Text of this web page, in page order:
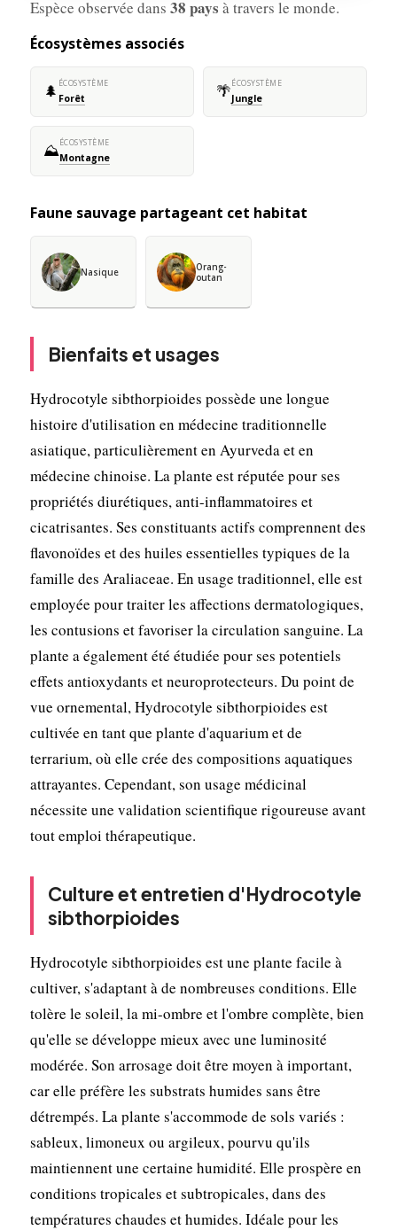
Espèce observée dans 38 pays à travers le monde.
Écosystèmes associés
🌲 ÉCOSYSTÈME
Forêt 🌴ÉCOSYSTÈME
Jungle
⛰️ÉCOSYSTÈME
Montagne
Faune sauvage partageant cet habitat
Nasique
Orang-
outan
Bienfaits et usages
Hydrocotyle sibthorpioides possède une longue
histoire d'utilisation en médecine traditionnelle
asiatique, particulièrement en Ayurveda et en
médecine chinoise. La plante est réputée pour ses
propriétés diurétiques, anti-inflammatoires et
cicatrisantes. Ses constituants actifs comprennent des
flavonoïdes et des huiles essentielles typiques de la
famille des Araliaceae. En usage traditionnel, elle est
employée pour traiter les affections dermatologiques,
les contusions et favoriser la circulation sanguine. La
plante a également été étudiée pour ses potentiels
effets antioxydants et neuroprotecteurs. Du point de
vue ornemental, Hydrocotyle sibthorpioides est
cultivée en tant que plante d'aquarium et de
terrarium, où elle crée des compositions aquatiques
attrayantes. Cependant, son usage médicinal
nécessite une validation scientifique rigoureuse avant
tout emploi thérapeutique.
Culture et entretien d'Hydrocotyle
sibthorpioides
Hydrocotyle sibthorpioides est une plante facile à
cultiver, s'adaptant à de nombreuses conditions. Elle
tolère le soleil, la mi-ombre et l'ombre complète, bien
qu'elle se développe mieux avec une luminosité
modérée. Son arrosage doit être moyen à important,
car elle préfère les substrats humides sans être
détrempés. La plante s'accommode de sols variés :
sableux, limoneux ou argileux, pourvu qu'ils
maintiennent une certaine humidité. Elle prospère en
conditions tropicales et subtropicales, dans des
températures chaudes et humides. Idéale pour les